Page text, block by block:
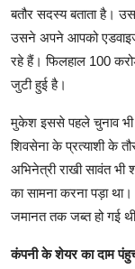
बतौर सदस्य बताता है।
उसने अपने आपको
रहे हैं। फिलहाल 100
जुटी हुई है।
मुकेश इससे पहले चुनाव
शिवसेना के प्रत्याशी के
अभिनेत्री राखी सावंत भी
का सामना करना पड़ा
जमानत तक जब्त हो गई
कंपनी के शेयर का दाम